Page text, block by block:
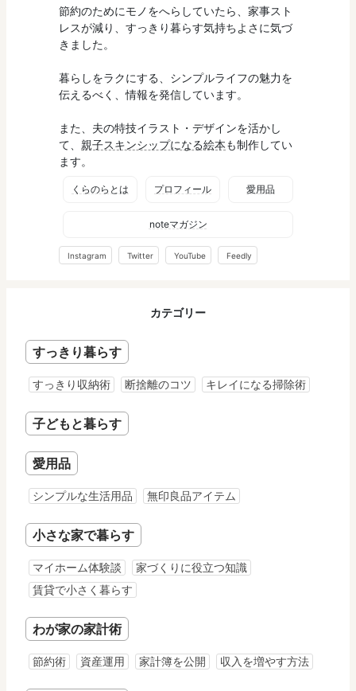
節約のためにモノをへらしていたら、家事スト
レスが減り、すっきり暮らす気持ちよさに気づ
きました。
暮らしをラクにする、シンプルライフの魅力を
伝えるべく、情報を発信しています。
また、夫の特技イラスト・デザインを活かし
て、 親子スキンシップになる絵本も制作してい
ます。
くらのらとは プロフィール 愛用品
noteマガジン
Instagram Twitter YouTube Feedly
カテゴリー
すっきり暮らす
すっきり収納術 断捨離のコツ キレイになる掃除術
子どもと暮らす
愛用品
シンプルな生活用品 無印良品アイテム
小さな家で暮らす
マイホーム体験談
家づくりに役立つ知識
賃貸で小さく暮らす
わが家の家計術
節約術 資産運用 家計簿を公開 収入を増やす方法